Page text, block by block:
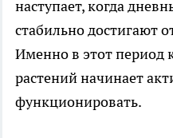
наступает, когда
стабильно достигают
Именно в этот период
растений начинает
функционировать.